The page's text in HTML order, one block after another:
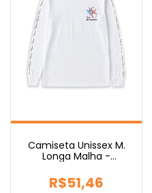
Camiseta Unissex M.
Longa Malha -
R$51,46